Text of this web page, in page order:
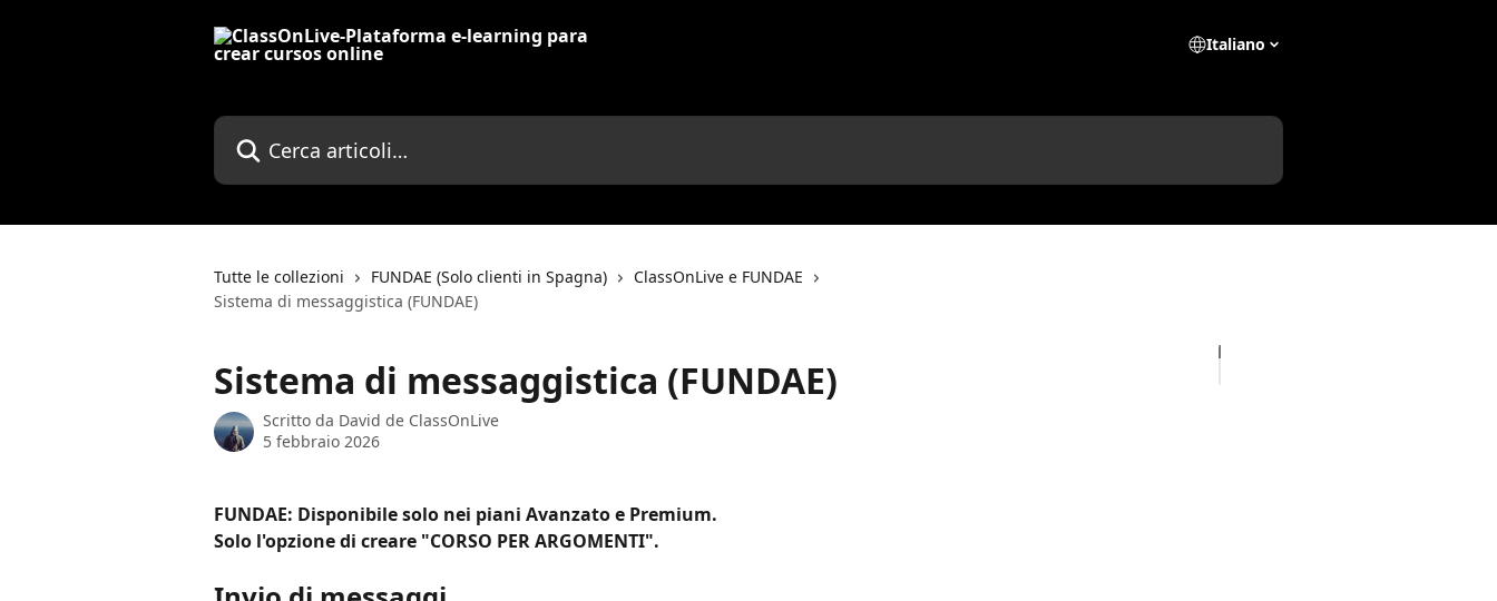
Italiano
Cerca articoli…
Tutte le collezioni FUNDAE (Solo clienti in Spagna)
ClassOnLive e FUNDAE
Sistema di messaggistica (FUNDAE)
Sistema di messaggistica (FUNDAE)
Scritto da David de ClassOnLive
5 febbraio 2026
FUNDAE: Disponibile solo nei piani Avanzato e Premium.
Solo l'opzione di creare "CORSO PER ARGOMENTI".